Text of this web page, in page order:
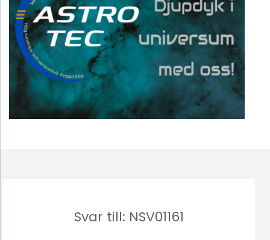
Svar till: NSV01161